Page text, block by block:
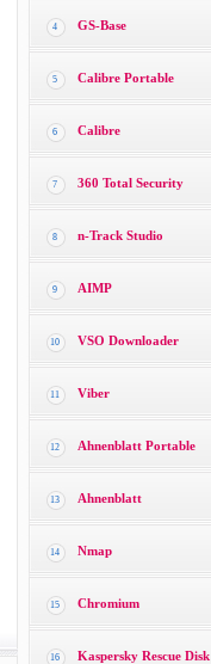
4 GS-Base
5 Calibre Portable
6 Calibre
7 360 Total Security
8 n-Track Studio
9 AIMP
10 VSO Downloader
11 Viber
12 Ahnenblatt Portable
13 Ahnenblatt
14 Nmap
15 Chromium
16 Kaspersky Rescue Disk